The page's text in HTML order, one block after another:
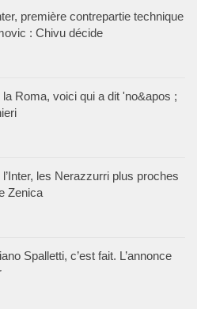
première contrepartie technique
: Chivu décide
Roma, voici qui a dit 'no&apos ;
les Nerazzurri plus proches
Zenica
Spalletti, c’est fait. L’annonce